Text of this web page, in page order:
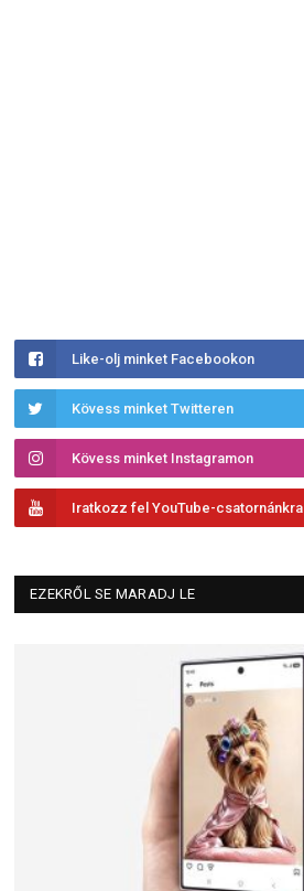
Like-olj minket Facebookon
Kövess minket Twitteren
Kövess minket Instagramon
Iratkozz fel YouTube-csatornánkra
EZEKRŐL SE MARADJ LE